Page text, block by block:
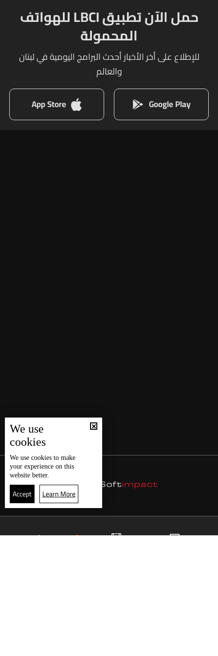
11
حمل الآن تطبيق LBCI للهواتف
المحمولة
للإطلاع على أخر الأخبار أحدث البرامج اليومية في لبنان
والعالم
Google Play
App Store
We use
cookies
We use cookies to make
your experience on this
website better.
Accept Learn More
موقع البرامج الجدول البث المباشر